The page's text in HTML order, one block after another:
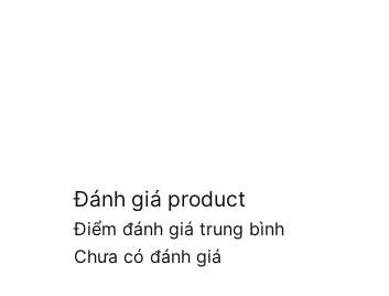
Đánh giá product
Điểm đánh giá trung bình
Chưa có đánh giá